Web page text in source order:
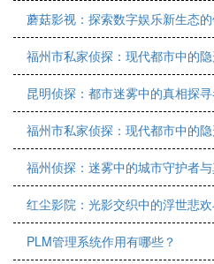
蘑菇影视：探索数字娱乐新生态
福州市私家侦探：现代都市中的
昆明侦探：都市迷雾中的真相探
福州市私家侦探：现代都市中的
福州侦探：迷雾中的城市守护者
红尘影院：光影交织中的浮世悲
PLM管理系统作用有哪些？